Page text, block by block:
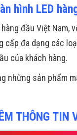
hình LED
hàng đầu Việt
cấp đa dạng các
của khách hàng.
những sản phẩm
THÔNG